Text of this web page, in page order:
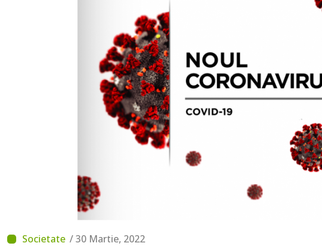
/ 30 Martie, 2022
Zelenski a ajuns în Serbia, în
sa vizită în acest stat aliat
tradițional al Rusiei după 2022